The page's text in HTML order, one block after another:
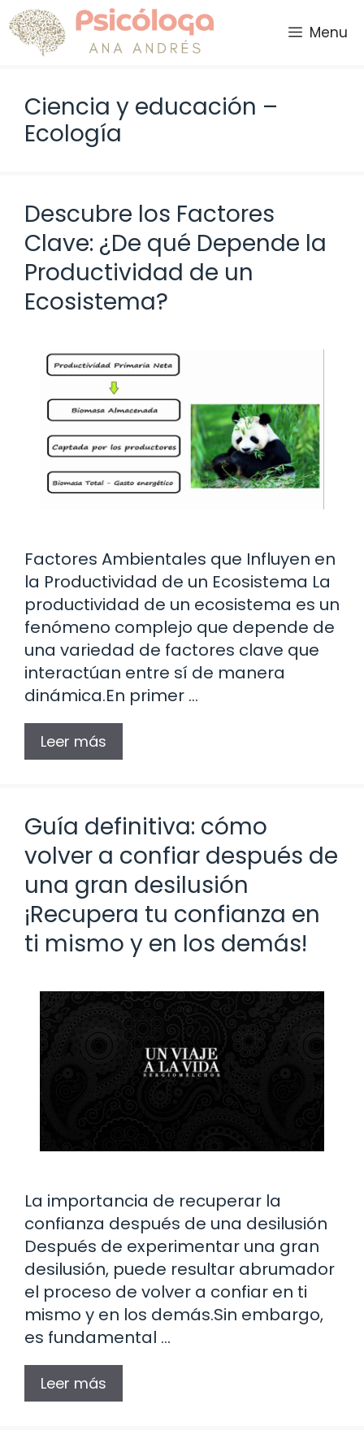
Saltar
al
contenido
Menu
Ciencia y educación –
Ecología
Descubre los Factores
Clave: ¿De qué Depende la
Productividad de un
Ecosistema?
Factores Ambientales que Influyen en
la Productividad de un Ecosistema La
productividad de un ecosistema es un
fenómeno complejo que depende de
una variedad de factores clave que
interactúan entre sí de manera
dinámica.En primer …
Leer más
Guía definitiva: cómo
volver a confiar después de
una gran desilusión
¡Recupera tu confianza en
ti mismo y en los demás!
La importancia de recuperar la
confianza después de una desilusión
Después de experimentar una gran
desilusión, puede resultar abrumador
el proceso de volver a confiar en ti
mismo y en los demás.Sin embargo,
es fundamental …
Leer más